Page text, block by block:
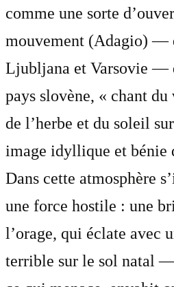
comme une sorte
mouvement (Adagio) —
Ljubljana et Varsovie —
pays slovène, « chant du
de l’herbe et du soleil
image idyllique et bénie
Dans cette atmosphère
une force hostile : une
l’orage, qui éclate avec
terrible sur le sol natal